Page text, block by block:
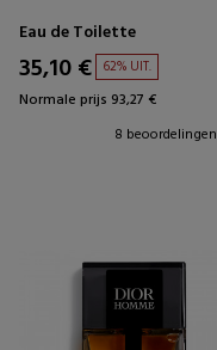
Eau de Toilette
35,10 € 62% UIT.
Normale prijs 93,27 €
8 beoordelingen